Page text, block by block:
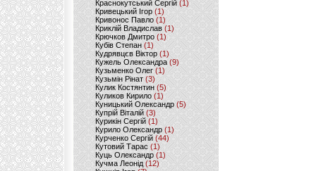
Краснокутський Сергій (1)
Кривецький Ігор (1)
Кривонос Павло (1)
Криклій Владислав (1)
Крючков Дмитро(1)
Кубів Степан(1)
Кудрявцєв Віктор (1)
Кужель Олександра (9)
Кузьменко Олег (1)
Кузьмін Рінат(3)
Кулик Костянтин(5)
Куликов Кирило (1)
Куницький Олександр (5)
Купрій Віталій (3)
Курикін Сергій(1)
Курило Олександр (1)
Курченко Сергій (44)
Кутовий Тарас (1)
Куць Олександр (1)
Кучма Леонід (12)